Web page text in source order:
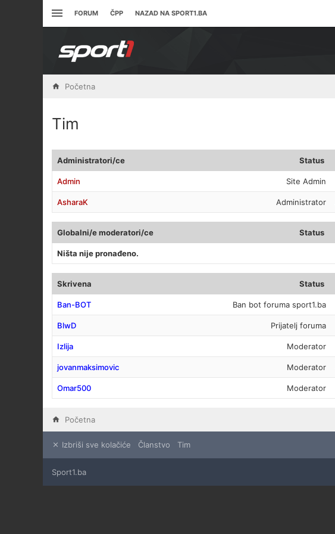
FORUM ČPP NAZAD NA SPORT1.BA
Početna
Tim
Status
Administratori/ce
Site Admin
Admin
Administrator
AsharaK
Status
Globalni/e moderatori/ce
Ništa nije pronađeno.
Status
Skrivena
Ban bot foruma sport1.ba
Ban-BOT
Prijatelj foruma
BlwD
Moderator
Izlija
Moderator
jovanmaksimovic
Moderator
Omar500
Početna
Izbriši sve kolačiće Članstvo Tim
Sport1.ba